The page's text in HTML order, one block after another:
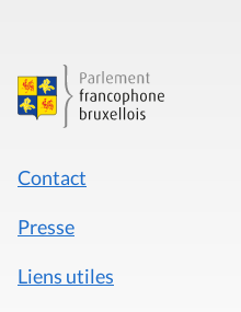
Contact
Presse
Liens utiles